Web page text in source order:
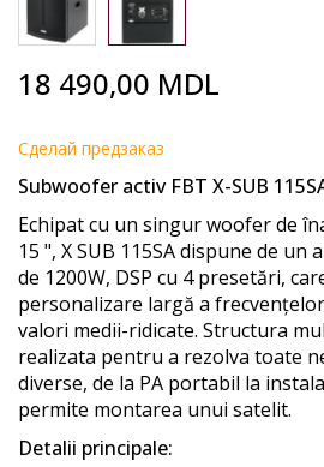
to
beginning
of
the
images
gallery
18 490,00 MDL
Cделай предзаказ
Subwoofer activ FBT X-SUB
Echipat cu un singur woofer de
15 ", X SUB 115SA dispune de un
de 1200W, DSP cu 4 presetări,
personalizare largă a
valori medii-ridicate. Structura
realizata pentru a rezolva toate
diverse, de la PA portabil la
permite montarea unui satelit.
Detalii principale: